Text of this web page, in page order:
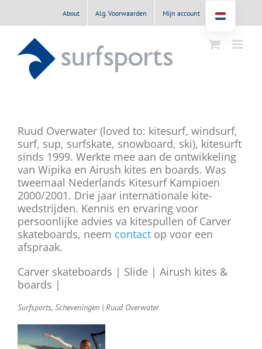
inhoud
About Alg. Voorwaarden Mijn account
Ruud Overwater (loved to: kitesurf, windsurf,
surf, sup, surfskate, snowboard, ski), kitesurft
sinds 1999. Werkte mee aan de ontwikkeling
van Wipika en Airush kites en boards. Was
tweemaal Nederlands Kitesurf Kampioen
2000/2001. Drie jaar internationale kite-
wedstrijden. Kennis en ervaring voor
persoonlijke advies va kitespullen of Carver
skateboards, neem contact op voor een
afspraak.
Carver skateboards | Slide | Airush kites &
boards |
Surfsports, Scheveningen | Ruud Overwater